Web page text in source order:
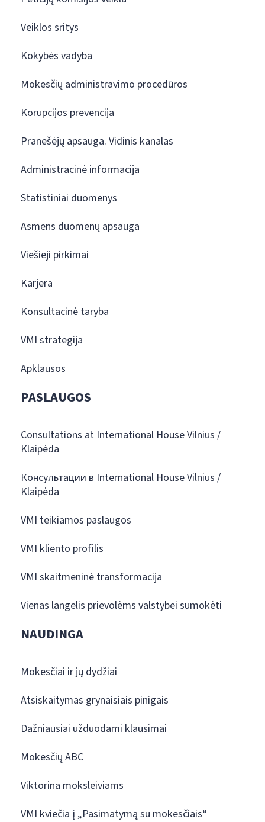
Veiklos sritys
Kokybės vadyba
Mokesčių administravimo procedūros
Korupcijos prevencija
Pranešėjų apsauga. Vidinis kanalas
Administracinė informacija
Statistiniai duomenys
Asmens duomenų apsauga
Viešieji pirkimai
Karjera
Konsultacinė taryba
VMI strategija
Apklausos
PASLAUGOS
Consultations at International House Vilnius /
Klaipėda
Консультации в International House Vilnius /
Klaipėda
VMI teikiamos paslaugos
VMI kliento profilis
VMI skaitmeninė transformacija
Vienas langelis prievolėms valstybei sumokėti
NAUDINGA
Mokesčiai ir jų dydžiai
Atsiskaitymas grynaisiais pinigais
Dažniausiai užduodami klausimai
Mokesčių ABC
Viktorina moksleiviams
VMI kviečia į „Pasimatymą su mokesčiais“